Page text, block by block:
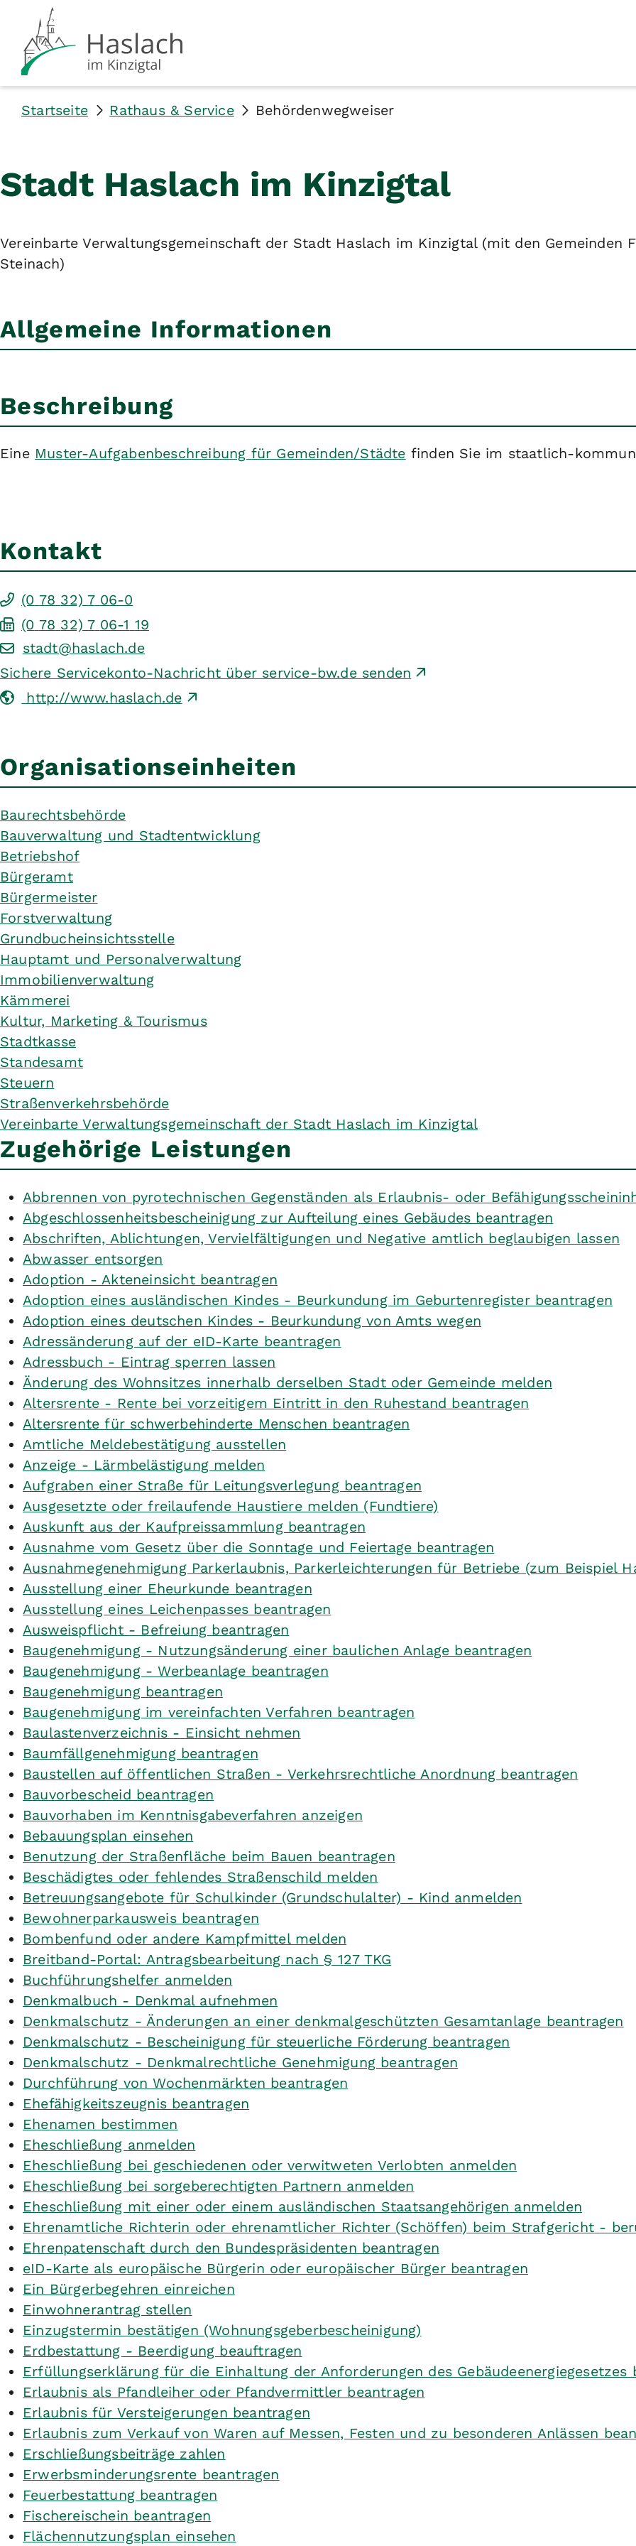
Startseite Rathaus & Service Behördenwegweiser
Stadt Haslach im Kinzigtal
Vereinbarte Verwaltungsgemeinschaft der Stadt Haslach im Kinzigtal (mit den Gemeinden
Steinach)
Allgemeine Informationen
Beschreibung
Eine Muster-Aufgabenbeschreibung für Gemeinden/Städte finden Sie im staatlich-
Kontakt
(0 78 32) 7 06-0
(0 78 32) 7 06-1 19
stadt@haslach.de
Sichere Servicekonto-Nachricht über service-bw.de senden
http://www.haslach.de
Organisationseinheiten
Baurechtsbehörde
Bauverwaltung und Stadtentwicklung
Betriebshof
Bürgeramt
Bürgermeister
Forstverwaltung
Grundbucheinsichtsstelle
Hauptamt und Personalverwaltung
Immobilienverwaltung
Kämmerei
Kultur, Marketing & Tourismus
Stadtkasse
Standesamt
Steuern
Straßenverkehrsbehörde
Vereinbarte Verwaltungsgemeinschaft der Stadt Haslach im Kinzigtal
Zugehörige Leistungen
Abbrennen von pyrotechnischen Gegenständen als Erlaubnis- oder
Abgeschlossenheitsbescheinigung zur Aufteilung eines Gebäudes beantragen
Abschriften, Ablichtungen, Vervielfältigungen und Negative amtlich beglaubigen lassen
Abwasser entsorgen
Adoption - Akteneinsicht beantragen
Adoption eines ausländischen Kindes - Beurkundung im Geburtenregister beantragen
Adoption eines deutschen Kindes - Beurkundung von Amts wegen
Adressänderung auf der eID-Karte beantragen
Adressbuch - Eintrag sperren lassen
Änderung des Wohnsitzes innerhalb derselben Stadt oder Gemeinde melden
Altersrente - Rente bei vorzeitigem Eintritt in den Ruhestand beantragen
Altersrente für schwerbehinderte Menschen beantragen
Amtliche Meldebestätigung ausstellen
Anzeige - Lärmbelästigung melden
Aufgraben einer Straße für Leitungsverlegung beantragen
Ausgesetzte oder freilaufende Haustiere melden (Fundtiere)
Auskunft aus der Kaufpreissammlung beantragen
Ausnahme vom Gesetz über die Sonntage und Feiertage beantragen
Ausnahmegenehmigung Parkerlaubnis, Parkerleichterungen für Betriebe (zum Beispiel
Ausstellung einer Eheurkunde beantragen
Ausstellung eines Leichenpasses beantragen
Ausweispflicht - Befreiung beantragen
Baugenehmigung - Nutzungsänderung einer baulichen Anlage beantragen
Baugenehmigung - Werbeanlage beantragen
Baugenehmigung beantragen
Baugenehmigung im vereinfachten Verfahren beantragen
Baulastenverzeichnis - Einsicht nehmen
Baumfällgenehmigung beantragen
Baustellen auf öffentlichen Straßen - Verkehrsrechtliche Anordnung beantragen
Bauvorbescheid beantragen
Bauvorhaben im Kenntnisgabeverfahren anzeigen
Bebauungsplan einsehen
Benutzung der Straßenfläche beim Bauen beantragen
Beschädigtes oder fehlendes Straßenschild melden
Betreuungsangebote für Schulkinder (Grundschulalter) - Kind anmelden
Bewohnerparkausweis beantragen
Bombenfund oder andere Kampfmittel melden
Breitband-Portal: Antragsbearbeitung nach § 127 TKG
Buchführungshelfer anmelden
Denkmalbuch - Denkmal aufnehmen
Denkmalschutz - Änderungen an einer denkmalgeschützten Gesamtanlage beantragen
Denkmalschutz - Bescheinigung für steuerliche Förderung beantragen
Denkmalschutz - Denkmalrechtliche Genehmigung beantragen
Durchführung von Wochenmärkten beantragen
Ehefähigkeitszeugnis beantragen
Ehenamen bestimmen
Eheschließung anmelden
Eheschließung bei geschiedenen oder verwitweten Verlobten anmelden
Eheschließung bei sorgeberechtigten Partnern anmelden
Eheschließung mit einer oder einem ausländischen Staatsangehörigen anmelden
Ehrenamtliche Richterin oder ehrenamtlicher Richter (Schöffen) beim Strafgericht -
Ehrenpatenschaft durch den Bundespräsidenten beantragen
eID-Karte als europäische Bürgerin oder europäischer Bürger beantragen
Ein Bürgerbegehren einreichen
Einwohnerantrag stellen
Einzugstermin bestätigen (Wohnungsgeberbescheinigung)
Erdbestattung - Beerdigung beauftragen
Erfüllungserklärung für die Einhaltung der Anforderungen des
Erlaubnis als Pfandleiher oder Pfandvermittler beantragen
Erlaubnis für Versteigerungen beantragen
Erlaubnis zum Verkauf von Waren auf Messen, Festen und zu besonderen Anlässen
Erschließungsbeiträge zahlen
Erwerbsminderungsrente beantragen
Feuerbestattung beantragen
Fischereischein beantragen
Flächennutzungsplan einsehen